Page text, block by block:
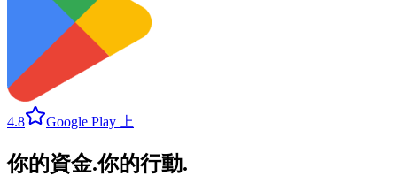
4.8 Google Play 上
你的資金.你的行動.